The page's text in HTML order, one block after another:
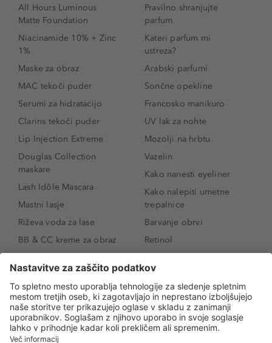
All Hours Luminous
Matte Foundation
Niacinamide 10% + Zinc
1%
Maske za obraz
MAC tekoči puder
Serumi za hidratacijo
Clarins tekoči puder
Lip Injection Extreme
Douglas Collection
maskare
Lash Idôle Mascara
Mastni lasje
Riževa voda za lase
BB & CC kreme za obraz
SPF 30
Senčila za oči
Tekoči puder
Ličenje povešenih vek
Pravilno shranjujte
parfum
Kateri parfum mi
ustreza?
Arabski parfumi
Sončne opekline
Francosko manikuro
UV lak za nohte
Mozolji na hrbtu
Vazelin
Kako nanesti eyeliner
Kako nalepiti umetne
trepalnice
Barvanje obrvi
Retinol
Niacinamid
Rozacea
Salicilna kislina